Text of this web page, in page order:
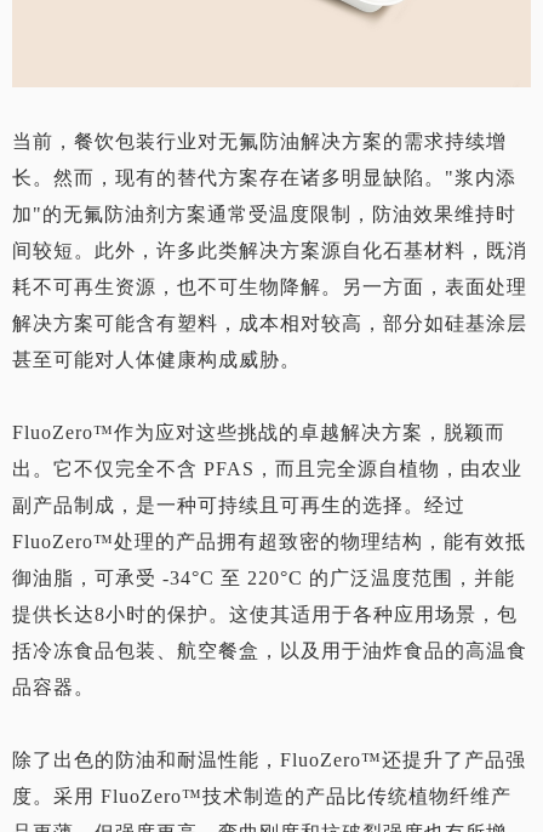
当前，餐饮包装行业对无氟防油解决方案的需求持续增
长。然而，现有的替代方案存在诸多明显缺陷。"浆内添
加"的无氟防油剂方案通常受温度限制，防油效果维持时
间较短。此外，许多此类解决方案源自化石基材料，既消
耗不可再生资源，也不可生物降解。另一方面，表面处理
解决方案可能含有塑料，成本相对较高，部分如硅基涂层
甚至可能对人体健康构成威胁。
FluoZero™作为应对这些挑战的卓越解决方案，脱颖而
出。它不仅完全不含 PFAS，而且完全源自植物，由农业
副产品制成，是一种可持续且可再生的选择。经过
FluoZero™处理的产品拥有超致密的物理结构，能有效抵
御油脂，可承受 -34°C 至 220°C 的广泛温度范围，并能
提供长达8小时的保护。这使其适用于各种应用场景，包
括冷冻食品包装、航空餐盒，以及用于油炸食品的高温食
品容器。
除了出色的防油和耐温性能，FluoZero™还提升了产品强
度。采用 FluoZero™技术制造的产品比传统植物纤维产